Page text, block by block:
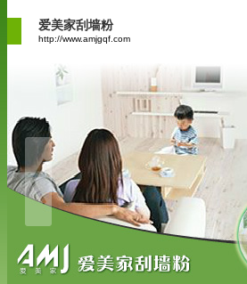
爱美家刮墙粉
http://www.amjgqf.com